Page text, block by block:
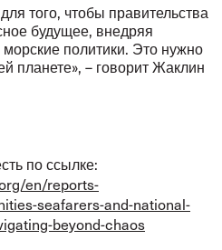
того, чтобы правительства
будущее, внедряя
политики. Это нужно
планете», – говорит Жаклин
по ссылке:
en/reports-
seafarers-and-national-
beyond-chaos